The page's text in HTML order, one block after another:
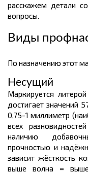
расскажем детали
вопросы.
Виды
По назначению этот
Несущий
Маркируется
достигает значений
0,75-1 миллиметр
всех
наличию
прочностью и
зависит жёсткость
выше волна = выше